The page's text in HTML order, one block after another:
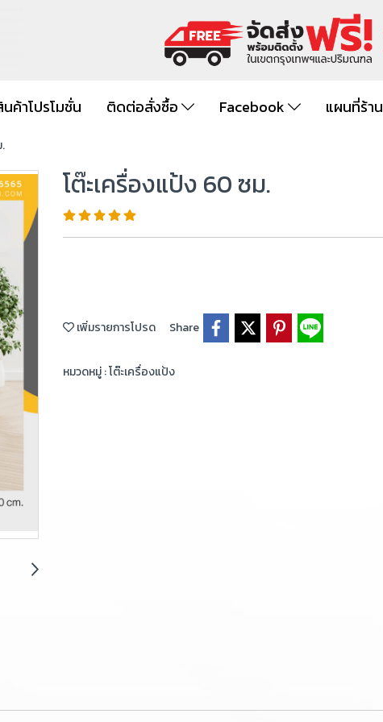
ค้าโปรโมชั่น ติดต่อสั่งซื้อ Facebook แผนที่ร้าน
โต๊ะเครื่องแป้ง 60 ซม.
เพิ่มรายการโปรด Share
หมวดหมู่ :โต๊ะเครื่องแป้ง